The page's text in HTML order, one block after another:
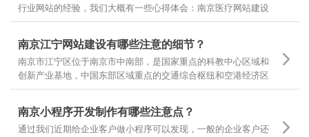
行业网站的经验，我们大概有一些心得体会：南京医疗网站建设
基本有以下几个领域，有的企业做医疗器械，有的做医疗咨询，
域，结合自身需求，定位不同的医疗网站建设
南京江宁网站建设有哪些注意的细节？
南京市江宁区位于南京市中南部，是国家重点的科教中心区域和
创新产业基地，中国东部区域重点的交通综合枢纽和空港经济区
枢纽。南京江宁从东西南三面环抱南京主城区，航空、港口、铁
站建设有哪些需要注意的细节？
南京小程序开发制作有哪些注意点？
通过我们近期给企业客户做小程序可以发现，一般的企业客户还